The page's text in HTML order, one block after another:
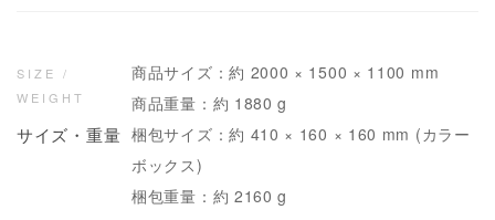
SIZE /
WEIGHT
サイズ・重量
商品サイズ：約 2000 × 1500 × 1100 mm
商品重量：約 1880 g
梱包サイズ：約 410 × 160 × 160 mm (カラー
ボックス)
梱包重量：約 2160 g